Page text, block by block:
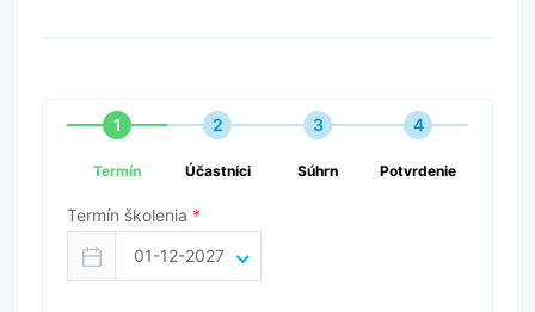
1
Termín
2
Účastníci
3
Súhrn
4
Potvrdenie
Termín školenia *
01-12-2027